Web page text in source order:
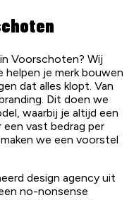
Voorschoten? Wij
helpen je merk bouwen
dat alles klopt. Van
Dit doen we
waarbij je altijd een
vast bedrag per
we een voorstel
design agency uit
no-nonsense